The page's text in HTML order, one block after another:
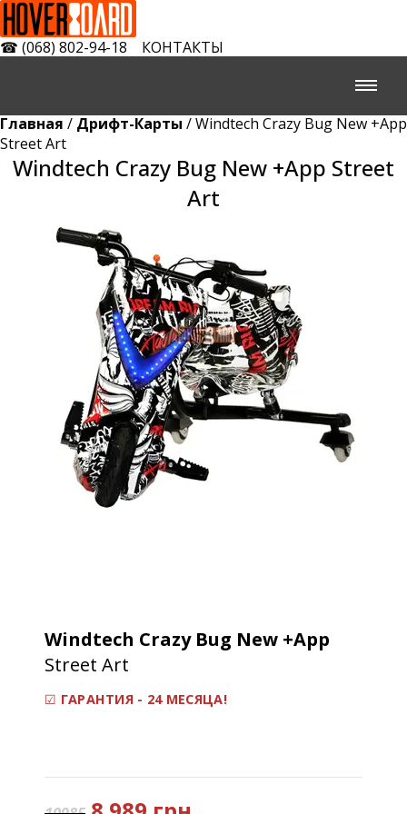
☎ (068) 802-94-18 КОНТАКТЫ
Главная / Дрифт-Карты / Windtech Crazy Bug New +App
Street Art
Windtech Crazy Bug New +App Street
Art
Windtech Crazy Bug New +App
Street Art
☑ ГАРАНТИЯ - 24 МЕСЯЦА!